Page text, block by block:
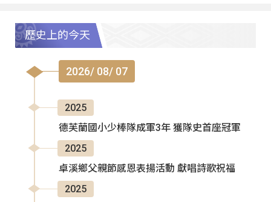
歷史上的今天
2026/ 08/ 07
2025
德芙蘭國小少棒隊成軍3年 獲隊史首座冠軍
2025
卓溪鄉父親節感恩表揚活動 獻唱詩歌祝福
2025